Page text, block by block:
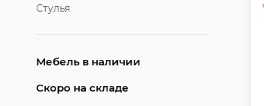
Стулья
Мебель в наличии
Скоро на складе